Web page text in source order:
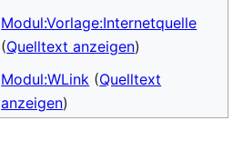
Modul:Vorlage:Internetquelle
(Quelltext anzeigen)
Modul:WLink (Quelltext
anzeigen)